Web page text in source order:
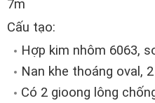
7m
Cấu tạo:
Hợp kim nhôm 6063,
Nan khe thoáng oval,
Có 2 gioong lông